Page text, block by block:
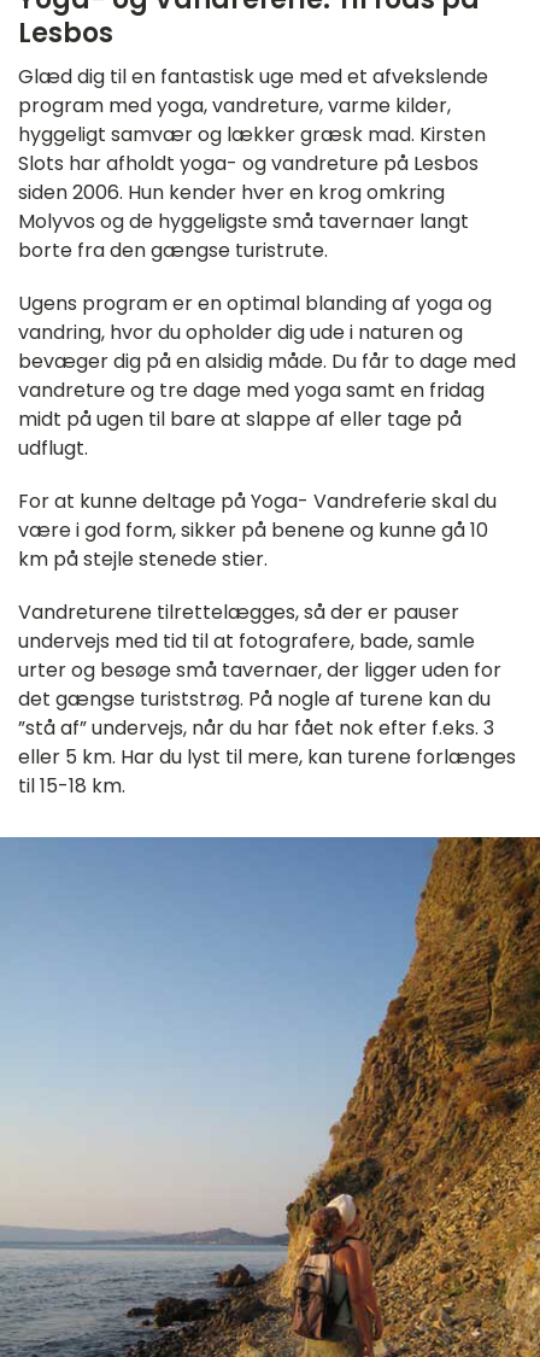
Lesbos
Glæd dig til en fantastisk uge med et afvekslende
program med yoga, vandreture, varme kilder,
hyggeligt samvær og lækker græsk mad. Kirsten
Slots har afholdt yoga- og vandreture på Lesbos
siden 2006. Hun kender hver en krog omkring
Molyvos og de hyggeligste små tavernaer langt
borte fra den gængse turistrute.
Ugens program er en optimal blanding af yoga og
vandring, hvor du opholder dig ude i naturen og
bevæger dig på en alsidig måde. Du får to dage med
vandreture og tre dage med yoga samt en fridag
midt på ugen til bare at slappe af eller tage på
udflugt.
For at kunne deltage på Yoga- Vandreferie skal du
være i god form, sikker på benene og kunne gå 10
km på stejle stenede stier.
Vandreturene tilrettelægges, så der er pauser
undervejs med tid til at fotografere, bade, samle
urter og besøge små tavernaer, der ligger uden for
det gængse turiststrøg. På nogle af turene kan du
”stå af” undervejs, når du har fået nok efter f.eks. 3
eller 5 km. Har du lyst til mere, kan turene forlænges
til 15-18 km.